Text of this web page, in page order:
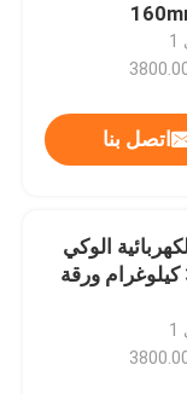
اتصل بنا
الوكي
علبة الفوليت 3000 كيلوغرام ورقة